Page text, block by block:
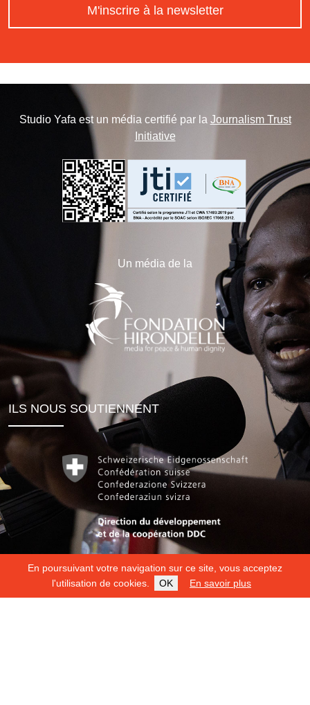
En poursuivant votre navigation sur ce site, vous acceptez
l'utilisation de cookies.
OK En savoir plus
M'inscrire à la newsletter
Studio Yafa est un média certifié par la Journalism Trust
Initiative
Un média de la
ILS NOUS SOUTIENNENT